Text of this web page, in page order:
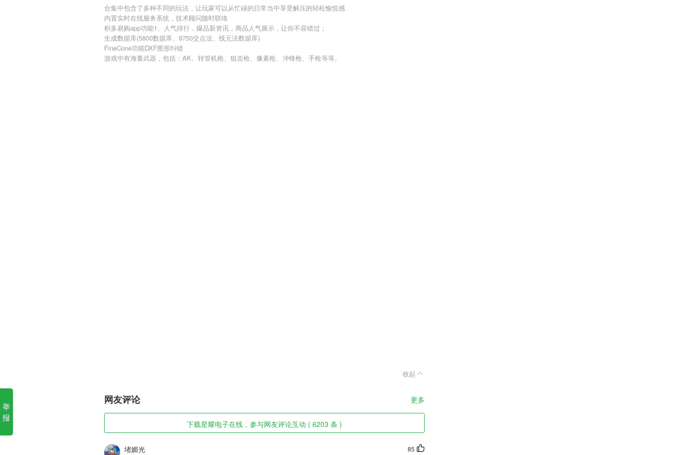
合集中包含了多种不同的玩法，让玩家可以从忙碌的日常当中享受解压的轻松愉悦感
内置实时在线服务系统，技术顾问随时联络
积多易购app功能1、人气排行，爆品新资讯，商品人气展示，让你不容错过；
生成数据库(5800数据库、9750交点法、线元法数据库)
FineCone功能DXF图形纠错
游戏中有海量武器，包括：AK、转管机枪、狙击枪、像素枪、冲锋枪、手枪等等。
收起
网友评论 更多
下载星耀电子在线，参与网友评论互动 ( 6203 条 )
85
堵媚光
举
报